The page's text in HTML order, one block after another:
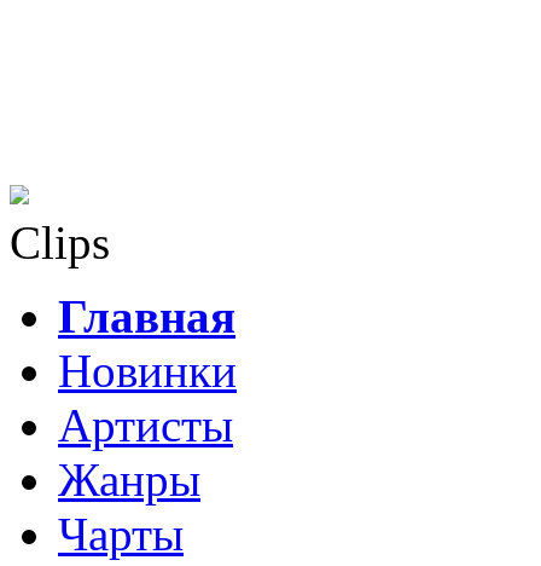
Clips
Главная
Новинки
Артисты
Жанры
Чарты